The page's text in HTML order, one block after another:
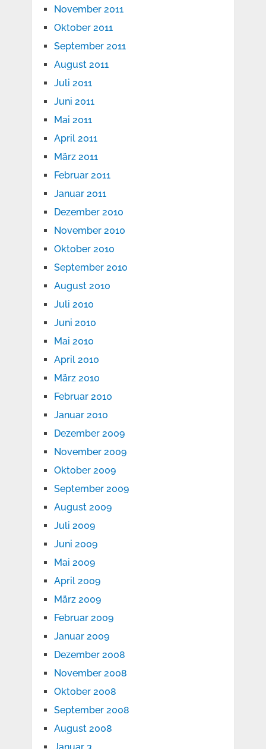
November 2011
Oktober 2011
September 2011
August 2011
Juli 2011
Juni 2011
Mai 2011
April 2011
März 2011
Februar 2011
Januar 2011
Dezember 2010
November 2010
Oktober 2010
September 2010
August 2010
Juli 2010
Juni 2010
Mai 2010
April 2010
März 2010
Februar 2010
Januar 2010
Dezember 2009
November 2009
Oktober 2009
September 2009
August 2009
Juli 2009
Juni 2009
Mai 2009
April 2009
März 2009
Februar 2009
Januar 2009
Dezember 2008
November 2008
Oktober 2008
September 2008
August 2008